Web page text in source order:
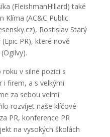
(FleishmanHillard) také
Klíma (AC&C Public
Rostislav Starý
PR), které nově
roku v silné pozici s
i firem, a s velkými
za sebou velmi
rozvíjet naše klíčové
PR, konference PR
na vysokých školách